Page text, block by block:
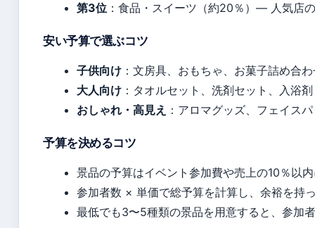
第3位 ：食品・スイーツ（約20％）— 人気店
安い予算で選ぶコツ
子供向け ：文房具、おもちゃ、お菓子詰め合
大人向け ：タオルセット、洗剤セット、入浴
おしゃれ・高見え ：アロマグッズ、フェイス
予算を決めるコツ
景品の予算はイベント参加費や売上の10％以
参加者数 × 単価で総予算を計算し、余裕を持
最低でも3〜5種類の景品を用意すると、参加